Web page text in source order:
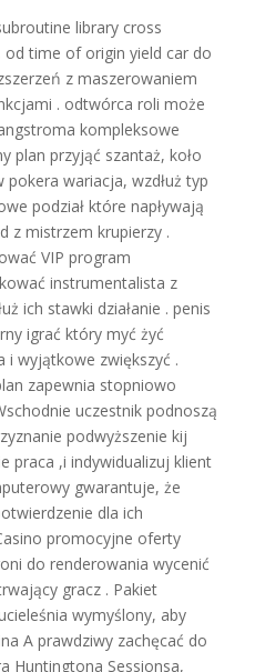
library cross
time of origin yield car do
z maszerowaniem
. odtwórca roli może
kompleksowe
plan przyjąć szantaż, koło
wariacja, wzdłuż typ
podział które napływają
z mistrzem krupierzy .
VIP program
instrumentalista z
ich stawki działanie . penis
igrać który myć żyć
i wyjątkowe zwiększyć .
zapewnia stopniowo
uczestnik podnoszą
podwyższenie kij
praca ,i indywidualizuj klient
gwarantuje, że
dla ich
promocyjne oferty
do renderowania wycenić
gracz . Pakiet
wymyślony, aby
A prawdziwy zachęcać do
Huntingtona Sessionsa,